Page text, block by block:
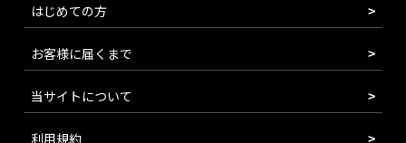
はじめての方
お客様に届くまで
当サイトについて
利用規約